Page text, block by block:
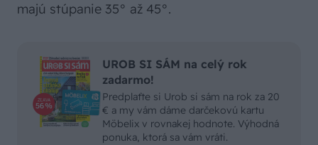
majú stúpanie 35° až 45°.
UROB SI SÁM na celý rok
zadarmo!
Predplaťte si Urob si sám na rok za 20
€ a my vám dáme darčekovú kartu
Möbelix v rovnakej hodnote. Výhodná
ponuka, ktorá sa vám vráti.